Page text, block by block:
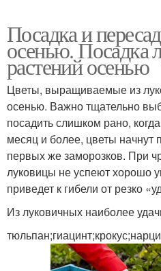
Посадка и
осенью. Посадка
растений осенью
Цветы, выращиваемые из
осенью. Важно тщательно
посадить слишком рано,
месяц и более, цветы начнут
первых же заморозков. При
луковицы не успеют хорошо
приведет к гибели от резко
Из луковичных наиболее